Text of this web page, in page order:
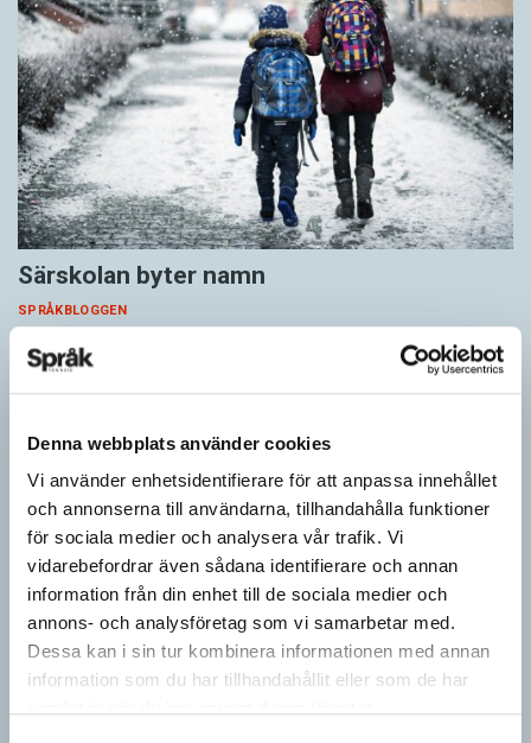
Denna webbplats använder cookies
Vi använder enhetsidentifierare för att anpassa innehållet
och annonserna till användarna, tillhandahålla funktioner
för sociala medier och analysera vår trafik. Vi
vidarebefordrar även sådana identifierare och annan
information från din enhet till de sociala medier och
annons- och analysföretag som vi samarbetar med.
Dessa kan i sin tur kombinera informationen med annan
information som du har tillhandahållit eller som de har
Särskolan byter namn
SPRÅKBLOGGEN
Grundsärskola byter namn till anpassad grundskola och
gymnasiesärskolan till anpassad gymnasieskola. En som har
stor del i att detta namnbyte sker är artonåriga Leo Lust…